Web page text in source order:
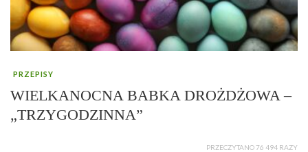
PRZEPISY
WIELKANOCNA BABKA DROŻDŻOWA –
„TRZYGODZINNA”
PRZECZYTANO 76 494 RAZY